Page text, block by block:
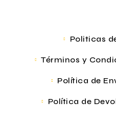
Politicas
Términos y
Política de
Política de